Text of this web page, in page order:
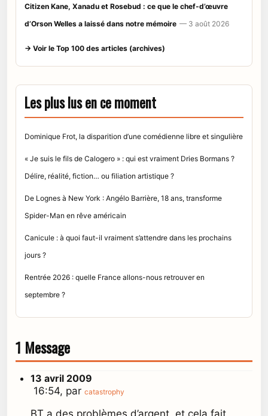
Citizen Kane, Xanadu et Rosebud : ce que le chef-d’œuvre
d’Orson Welles a laissé dans notre mémoire — 3 août 2026
→ Voir le Top 100 des articles (archives)
Les plus lus en ce moment
Dominique Frot, la disparition d’une comédienne libre et singulière
« Je suis le fils de Calogero » : qui est vraiment Dries Bormans ?
Délire, réalité, fiction… ou filiation artistique ?
De Lognes à New York : Angélo Barrière, 18 ans, transforme
Spider-Man en rêve américain
Canicule : à quoi faut-il vraiment s’attendre dans les prochains
jours ?
Rentrée 2026 : quelle France allons-nous retrouver en
septembre ?
1 Message
13 avril 2009
16:54, par catastrophy